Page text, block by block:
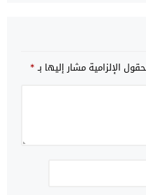
الإلزامية مشار إليها بـ*